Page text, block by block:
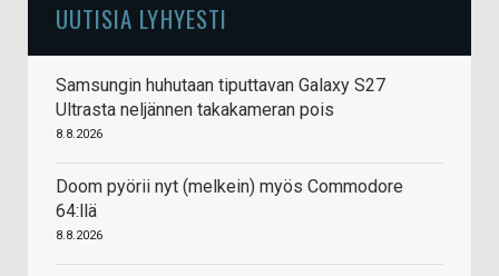
UUTISIA LYHYESTI
Samsungin huhutaan tiputtavan Galaxy S27
Ultrasta neljännen takakameran pois
8.8.2026
Doom pyörii nyt (melkein) myös Commodore
64:llä
8.8.2026